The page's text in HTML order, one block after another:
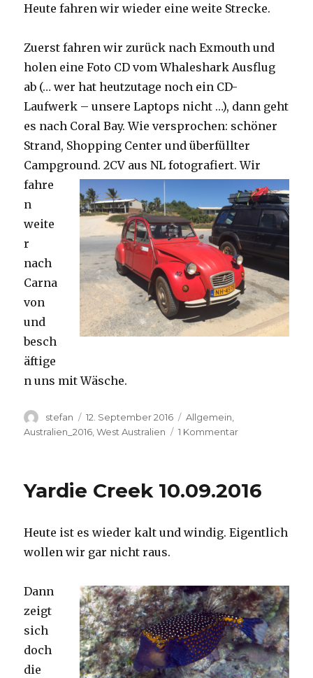
Heute fahren wir wieder eine weite Strecke.
Zuerst fahren wir zurück nach Exmouth und
holen eine Foto CD vom Whaleshark Ausflug
ab (… wer hat heutzutage noch ein CD-
Laufwerk – unsere Laptops nicht …), dann geht
es nach Coral Bay. Wie versprochen: schöner
Strand, Shopping Center und überfüllter
Campground.2CV aus NL fotografiert. Wir
fahre
n
weite
r
nach
Carna
von
und
besch
äftige
n uns mit Wäsche.
Autor
stefan
Veröffentlicht
am
12. September 2016 Kategorien
Allgemein
Australien_2016 ,West Australien 1 Kommentarzu
Yardie Creek 10.09.2016
Heute ist es wieder kalt und windig. Eigentlich
wollen wir gar nicht raus.
Dann
zeigt
sich
doch
die